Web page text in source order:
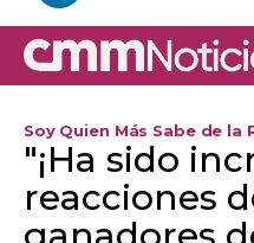
Soy Quien Más Sabe de la
"¡Ha sido
reacciones
ganadores
Más Sabe
► El IES Lorenzo
Cuenca, centro